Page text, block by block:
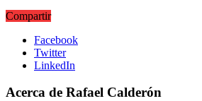
Compartir
Facebook
Twitter
LinkedIn
Acerca de Rafael Calderón